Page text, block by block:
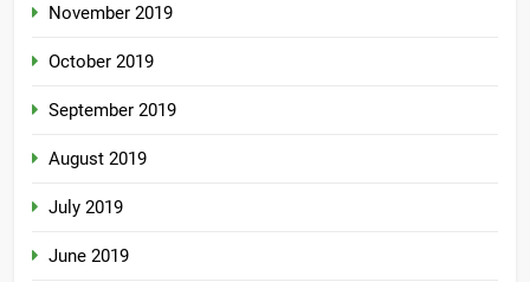
November 2019
October 2019
September 2019
August 2019
July 2019
June 2019